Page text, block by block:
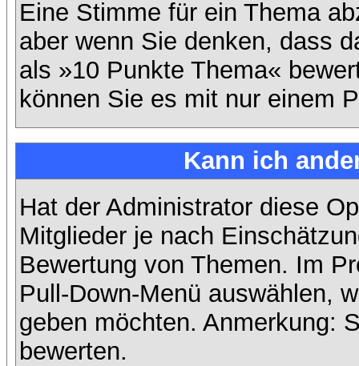
Eine Stimme für ein Thema
aber wenn Sie denken, dass
als »10 Punkte Thema«
können Sie es mit nur einem
Kann ich
Hat der Administrator diese
Mitglieder je nach
Bewertung von Themen. Im
Pull-Down-Menü auswählen,
geben möchten. Anmerkung:
bewerten.